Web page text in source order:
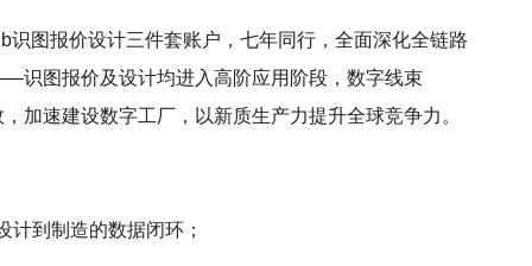
图报价设计三件套账户，七年同行，全面深化全链路
识图报价及设计均进入高阶应用阶段，数字线束
加速建设数字工厂，以新质生产力提升全球竞争力。
到制造的数据闭环；